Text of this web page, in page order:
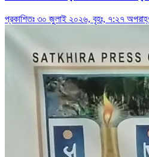
প্রকাশিতঃ ৩০ জুলাই ২০২৬, বৃহঃ, ৭:২৭